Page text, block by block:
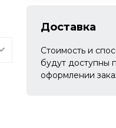
Доставка
Стоимость и
будут доступны
оформлении